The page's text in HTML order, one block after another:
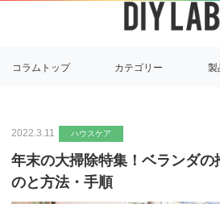
コラムトップ カテゴリー 製
2022.3.11 ハウスケア
年末の大掃除特集！ベランダの
のと方法・手順